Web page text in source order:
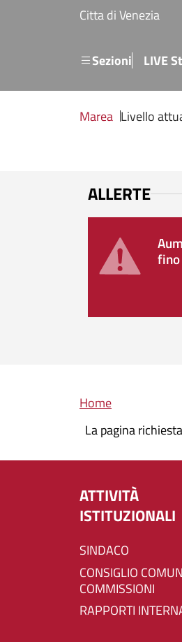
Salta al contenuto principale
Citta di Venezia
SezioniMenu
LIVE
Marea Livello
ALLERTE
fino
Briciole di
Home
La pagina
ATTIVITÀ
ISTITUZIONALI
SINDACO
CONSIGLIO COMUNALE E
COMMISSIONI
RAPPORTI